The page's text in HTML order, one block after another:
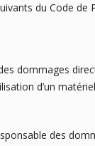
du Code de
dommages
d’un
des